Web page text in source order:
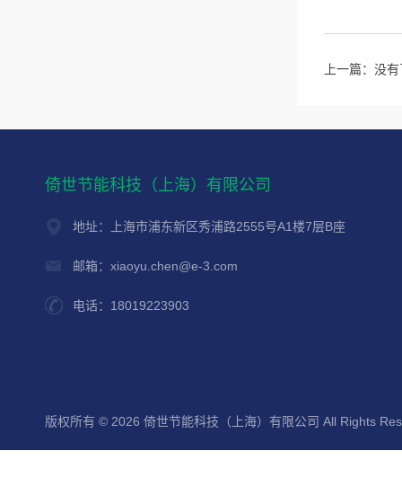
上一篇：没
倚世节能科技（上海）有限公司
地址：上海市浦东新区秀浦路2555号A1楼7层B座
邮箱：xiaoyu.chen@e-3.com
电话：18019223903
版权所有 © 2026 倚世节能科技（上海）有限公司 All Rights